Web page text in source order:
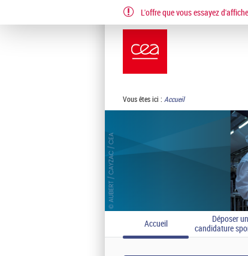
EN FR
Vous êtes ici : Accueil
Accueil
Déposer
candidature
L'offre que vous essayez